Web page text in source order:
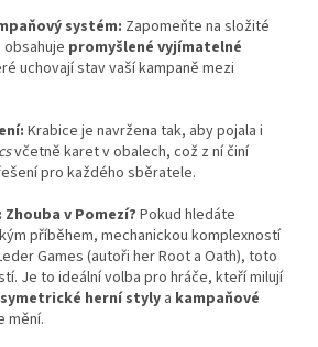
systém: Zapomeňte na složité
obsahuje promyšlené vyjímatelné
uchovají stav vaší kampaně mezi
Krabice je navržena tak, aby pojala i
včetně karet v obalech, což z ní činí
pro každého sběratele.
v Pomezí? Pokud hledáte
příběhem, mechanickou komplexností
Games (autoři her Root a Oath), toto
Je to ideální volba pro hráče, kteří milují
herní stylya kampaňové
mění.